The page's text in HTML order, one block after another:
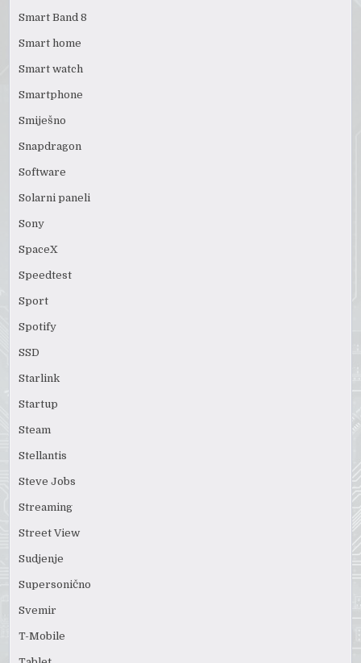
Smart Band 8
Smart home
Smart watch
Smartphone
Smiješno
Snapdragon
Software
Solarni paneli
Sony
SpaceX
Speedtest
Sport
Spotify
SSD
Starlink
Startup
Steam
Stellantis
Steve Jobs
Streaming
Street View
Sudjenje
Supersonično
Svemir
T-Mobile